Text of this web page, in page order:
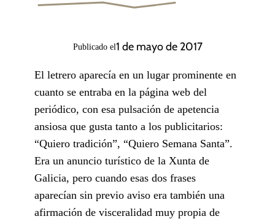
Publicado el1 de mayo de 2017
El letrero aparecía en un lugar prominente en
cuanto se entraba en la página web del
periódico, con esa pulsación de apetencia
ansiosa que gusta tanto a los publicitarios:
“Quiero tradición”, “Quiero Semana Santa”.
Era un anuncio turístico de la Xunta de
Galicia, pero cuando esas dos frases
aparecían sin previo aviso era también una
afirmación de visceralidad muy propia de